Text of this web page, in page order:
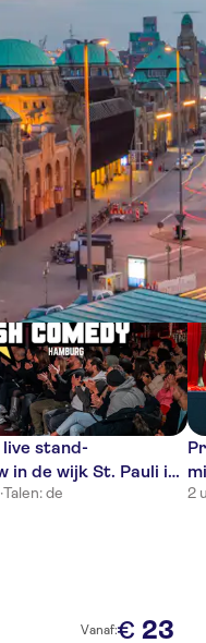
en rondleidingen
live stand-
in de wijk St. Pauli in
·Talen: de
Vanaf:€ 23
2